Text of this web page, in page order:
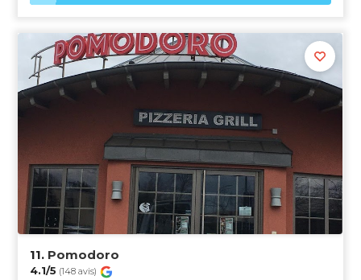
11. Pomodoro
4.1/5 (148 avis)